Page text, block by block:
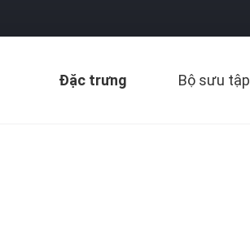
Đặc trưng Bộ sưu tập